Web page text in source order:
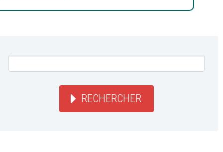
RECHERCHER